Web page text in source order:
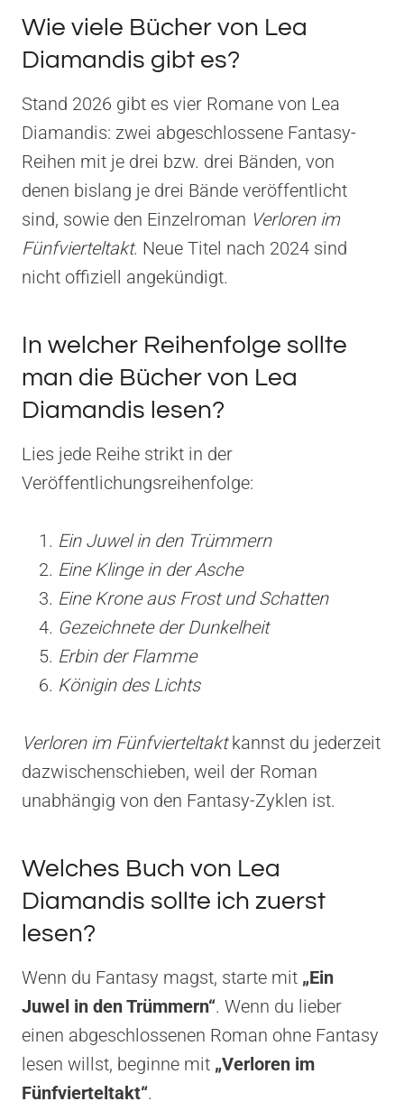
Wie viele Bücher von Lea
Diamandis gibt es?
Stand 2026 gibt es vier Romane von Lea
Diamandis: zwei abgeschlossene Fantasy-
Reihen mit je drei bzw. drei Bänden, von
denen bislang je drei Bände veröffentlicht
sind, sowie den Einzelroman Verloren im
Fünfvierteltakt. Neue Titel nach 2024 sind
nicht offiziell angekündigt.
In welcher Reihenfolge sollte
man die Bücher von Lea
Diamandis lesen?
Lies jede Reihe strikt in der
Veröffentlichungsreihenfolge:
Ein Juwel in den Trümmern
Eine Klinge in der Asche
Eine Krone aus Frost und Schatten
Gezeichnete der Dunkelheit
Erbin der Flamme
Königin des Lichts
Verloren im Fünfvierteltaktkannst du jederzeit
dazwischenschieben, weil der Roman
unabhängig von den Fantasy-Zyklen ist.
Welches Buch von Lea
Diamandis sollte ich zuerst
lesen?
Wenn du Fantasy magst, starte mit „Ein
Juwel in den Trümmern“. Wenn du lieber
einen abgeschlossenen Roman ohne Fantasy
lesen willst, beginne mit „Verloren im
Fünfvierteltakt“.